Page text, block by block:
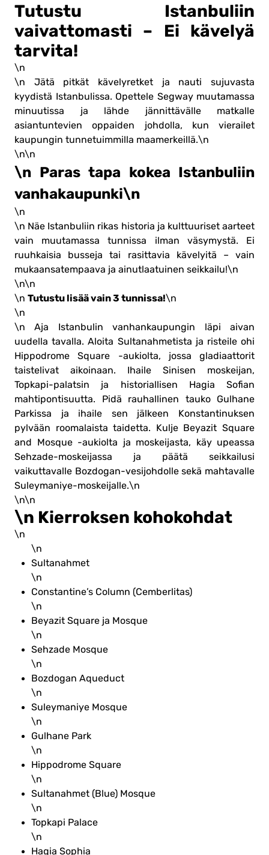
Tutustu Istanbuliin
vaivattomasti – Ei kävelyä
tarvita!
\n
\n Jätä pitkät kävelyretket ja nauti sujuvasta
kyydistä Istanbulissa. Opettele Segway muutamassa
minuutissa ja lähde jännittävälle matkalle
asiantuntevien oppaiden johdolla, kun vierailet
kaupungin tunnetuimmilla maamerkeillä.\n
\n\n
\n Paras tapa kokea Istanbuliin
vanhakaupunki\n
\n
\n Näe Istanbuliin rikas historia ja kulttuuriset aarteet
vain muutamassa tunnissa ilman väsymystä. Ei
ruuhkaisia busseja tai rasittavia kävelyitä – vain
mukaansatempaava ja ainutlaatuinen seikkailu!\n
\n\n
\n Tutustu lisää vain 3 tunnissa!\n
\n
\n Aja Istanbulin vanhankaupungin läpi aivan
uudella tavalla. Aloita Sultanahmetista ja risteile ohi
Hippodrome Square -aukiolta, jossa gladiaattorit
taistelivat aikoinaan. Ihaile Sinisen moskeijan,
Topkapi-palatsin ja historiallisen Hagia Sofian
mahtipontisuutta. Pidä rauhallinen tauko Gulhane
Parkissa ja ihaile sen jälkeen Konstantinuksen
pylvään roomalaista taidetta. Kulje Beyazit Square
and Mosque -aukiolta ja moskeijasta, käy upeassa
Sehzade-moskeijassa ja päätä seikkailusi
vaikuttavalle Bozdogan-vesijohdolle sekä mahtavalle
Suleymaniye-moskeijalle.\n
\n\n
\n Kierroksen kohokohdat
\n
\n
Sultanahmet
\n
Constantine’s Column (Cemberlitas)
\n
Beyazit Square ja Mosque
\n
Sehzade Mosque
\n
Bozdogan Aqueduct
\n
Suleymaniye Mosque
\n
Gulhane Park
\n
Hippodrome Square
\n
Sultanahmet (Blue) Mosque
\n
Topkapi Palace
\n
Hagia Sophia